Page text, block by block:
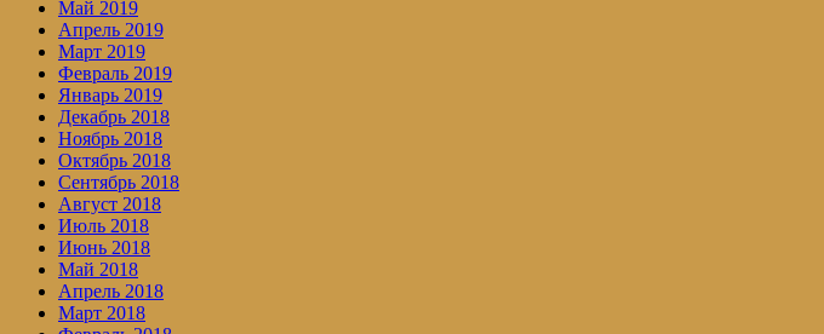
Май 2019
Апрель 2019
Март 2019
Февраль 2019
Январь 2019
Декабрь 2018
Ноябрь 2018
Октябрь 2018
Сентябрь 2018
Август 2018
Июль 2018
Июнь 2018
Май 2018
Апрель 2018
Март 2018